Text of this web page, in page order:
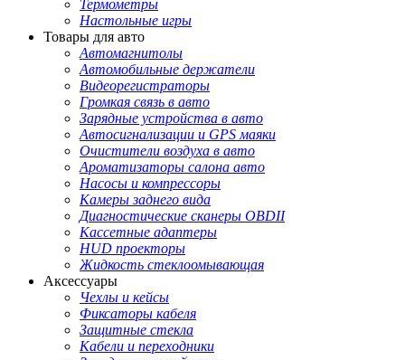
Термометры
Настольные игры
Товары для авто
Автомагнитолы
Автомобильные держатели
Видеорегистраторы
Громкая связь в авто
Зарядные устройства в авто
Автосигнализации и GPS маяки
Очистители воздуха в авто
Ароматизаторы салона авто
Насосы и компрессоры
Камеры заднего вида
Диагностические сканеры OBDII
Кассетные адаптеры
HUD проекторы
Жидкость стеклоомывающая
Аксессуары
Чехлы и кейсы
Фиксаторы кабеля
Защитные стекла
Кабели и переходники